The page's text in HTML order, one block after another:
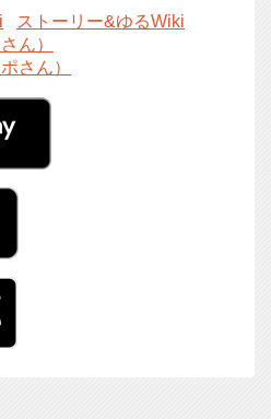
ストーリー&ゆるWiki
ん）
さん）